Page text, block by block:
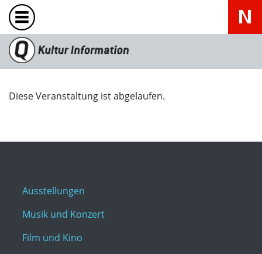
Diese Veranstaltung ist abgelaufen.
Ausstellungen
Musik und Konzert
Film und Kino